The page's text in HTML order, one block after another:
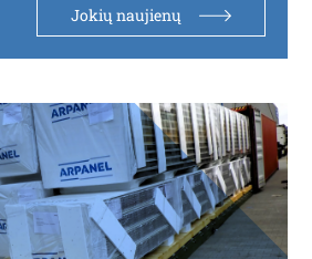
Jokių naujienų